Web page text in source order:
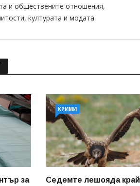
и обществените отношения,
културата и модата.
за
КРИМИ
Седемте лешояда край